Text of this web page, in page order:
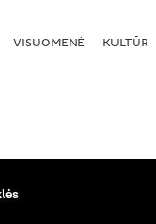
VISUOMENĖ KULTŪRA